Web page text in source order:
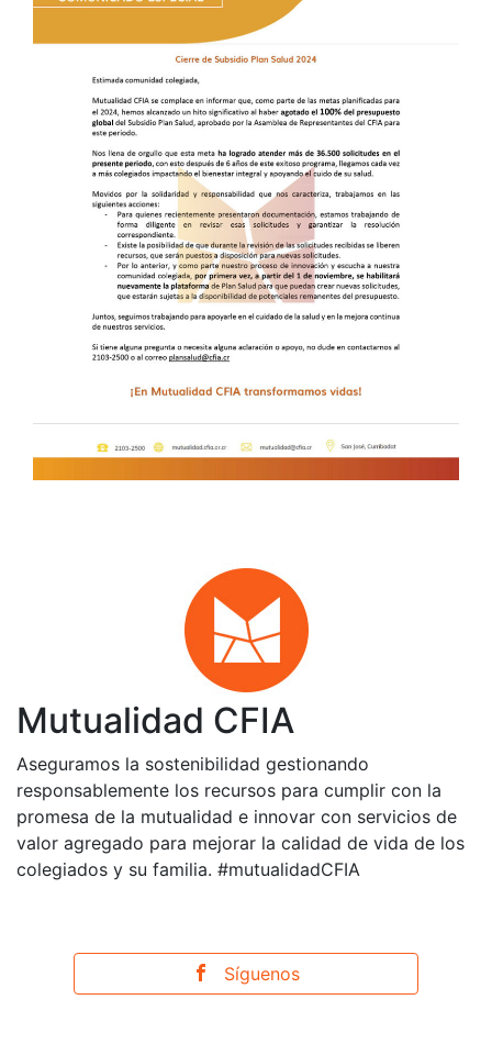
Mutualidad CFIA
Aseguramos la sostenibilidad gestionando
responsablemente los recursos para cumplir con la
promesa de la mutualidad e innovar con servicios de
valor agregado para mejorar la calidad de vida de los
colegiados y su familia. #mutualidadCFIA
Síguenos